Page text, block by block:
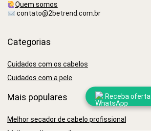
Receba
Quem somos
contato@2betrend.com.br
Categorias
Cuidados com os cabelos
Cuidados com a pele
Mais populares
Melhor secador de cabelo profissional
Melhores óleos capilares